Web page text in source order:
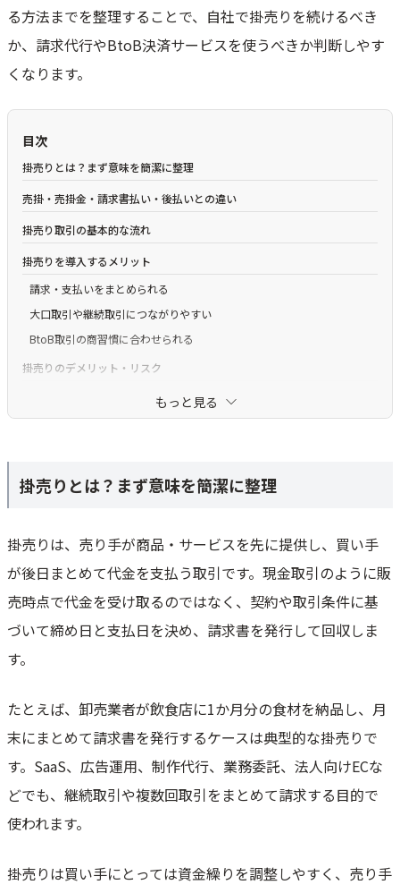
る方法までを整理することで、自社で掛売りを続けるべき
か、請求代行やBtoB決済サービスを使うべきか判断しやす
くなります。
目次
掛売りとは？まず意味を簡潔に整理
売掛・売掛金・請求書払い・後払いとの違い
掛売り取引の基本的な流れ
掛売りを導入するメリット
請求・支払いをまとめられる
大口取引や継続取引につながりやすい
BtoB取引の商習慣に合わせられる
掛売りのデメリット・リスク
支払い遅延・未回収が発生する可能性がある
請求代行・BtoB決済サービスを使うべきケース
掛売りの最大のリスクは何ですか？
まとめ
もっと見る
掛売りとは？まず意味を簡潔に整理
掛売りは、売り手が商品・サービスを先に提供し、買い手
が後日まとめて代金を支払う取引です。現金取引のように販
売時点で代金を受け取るのではなく、契約や取引条件に基
づいて締め日と支払日を決め、請求書を発行して回収しま
す。
たとえば、卸売業者が飲食店に1か月分の食材を納品し、月
末にまとめて請求書を発行するケースは典型的な掛売りで
す。SaaS、広告運用、制作代行、業務委託、法人向けECな
どでも、継続取引や複数回取引をまとめて請求する目的で
使われます。
掛売りは買い手にとっては資金繰りを調整しやすく、売り手